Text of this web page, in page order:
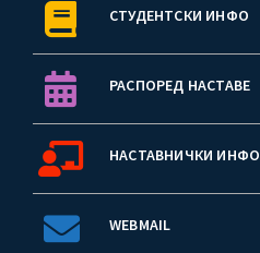
СТУДЕНТСКИ ИНФО
РАСПОРЕД НАСТАВЕ
НАСТАВНИЧКИ ИНФО
WEBMAIL